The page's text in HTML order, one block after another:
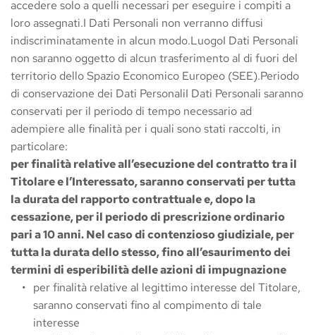
accedere solo a quelli necessari per eseguire i compiti a
loro assegnati.I Dati Personali non verranno diffusi
indiscriminatamente in alcun modo.LuogoI Dati Personali
non saranno oggetto di alcun trasferimento al di fuori del
territorio dello Spazio Economico Europeo (SEE).Periodo
di conservazione dei Dati PersonaliI Dati Personali saranno
conservati per il periodo di tempo necessario ad
adempiere alle finalità per i quali sono stati raccolti, in
particolare:
per finalità relative all’esecuzione del contratto tra il
Titolare e l’Interessato, saranno conservati per tutta
la durata del rapporto contrattuale e, dopo la
cessazione, per il periodo di prescrizione ordinario
pari a 10 anni. Nel caso di contenzioso giudiziale, per
tutta la durata dello stesso, fino all’esaurimento dei
termini di esperibilità delle azioni di impugnazione
per finalità relative al legittimo interesse del Titolare,
saranno conservati fino al compimento di tale
interesse